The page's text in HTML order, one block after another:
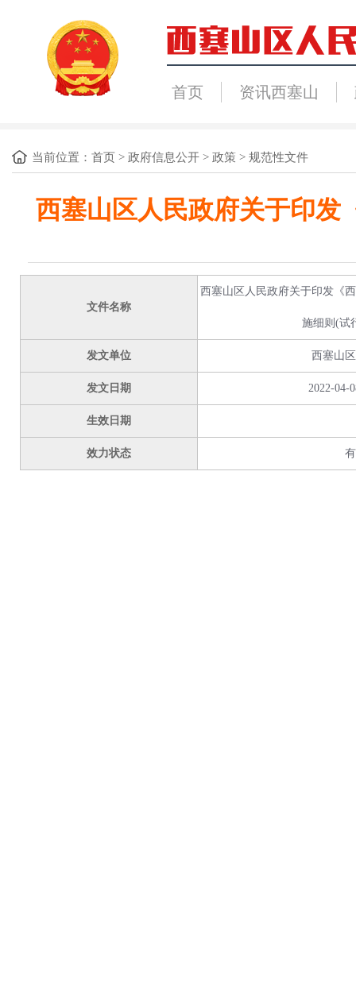
首页 资讯西塞山
当前位置： 首页 > 政府信息公开 > 政策 > 规范性文件
西塞山区人民政府关于印发
文件名称
西塞山区人民政府关于印发《
施细则(试
发文单位 西塞山
发文日期 2022-04-
生效日期
效力状态